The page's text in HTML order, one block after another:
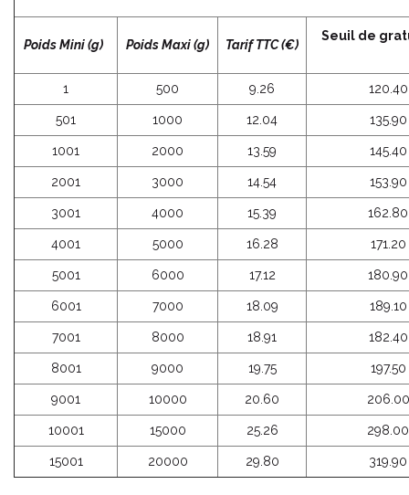
Poids Mini (g) Poids Maxi (g) Tarif TTC (€)
Seuil de
1 500 9.26 120.40
501 1000 12.04 135.90
1001 2000 13.59 145.40
2001 3000 14.54 153.90
3001 4000 15.39 162.80
4001 5000 16.28 171.20
5001 6000 17.12 180.90
6001 7000 18.09 189.10
7001 8000 18.91 182.40
8001 9000 19.75 197.50
9001 10000 20.60 206.00
10001 15000 25.26 298.00
15001 20000 29.80 319.90